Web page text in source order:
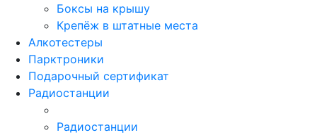
Боксы на крышу
Крепёж в штатные места
Алкотестеры
Парктроники
Подарочный сертификат
Радиостанции
Радиостанции